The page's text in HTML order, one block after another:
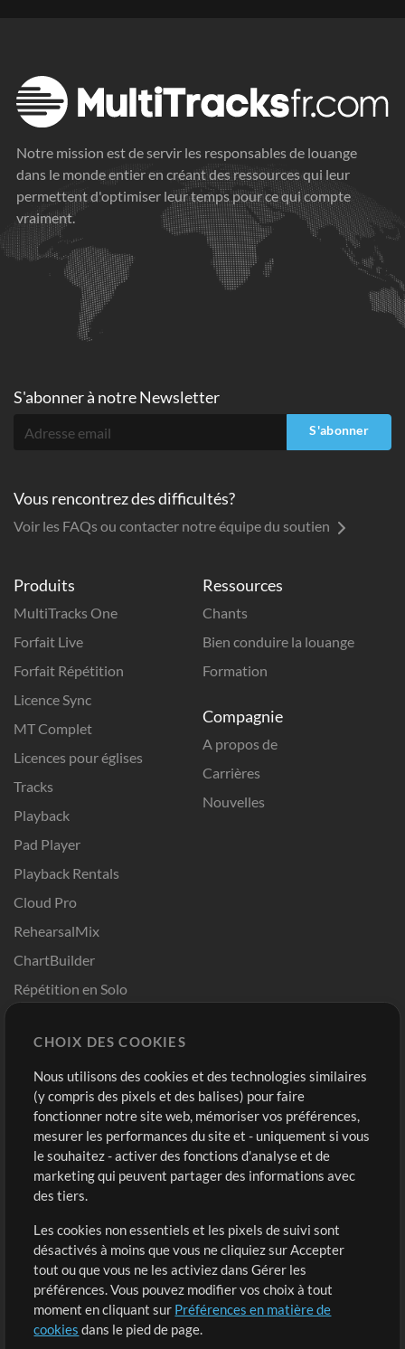
Notre mission est de servir les responsables de louange
dans le monde entier en créant des ressources qui leur
permettent d'optimiser leur temps pour ce qui compte
vraiment.
Produits
MultiTracks One
Forfait Live
Forfait Répétition
Licence Sync
MT Complet
Licences pour églises
Tracks
Playback
Pad Player
Playback Rentals
Cloud Pro
RehearsalMix
ChartBuilder
Répétition en Solo
Modèles ProPresenter
Sons
Ressources
Chants
Bien conduire la louange
Formation
Compagnie
A propos de
Carrières
Nouvelles
Boutique
Acheter des crédits
Contenu gratuit
Demander les pistes
Extras
Sessions
Soumettre votre contenu
Listes de lecture
Compte
Connexion
S'inscrire
S'abonner à notre Newsletter
S'abonner
Vous rencontrez des difficultés?
Voir les FAQs ou contacter notre équipe du soutien
CHOIX DES COOKIES
Nous utilisons des cookies et des technologies similaires
(y compris des pixels et des balises) pour faire
fonctionner notre site web, mémoriser vos préférences,
mesurer les performances du site et - uniquement si vous
le souhaitez - activer des fonctions d'analyse et de
marketing qui peuvent partager des informations avec
des tiers.
Les cookies non essentiels et les pixels de suivi sont
désactivés à moins que vous ne cliquiez sur Accepter
tout ou que vous ne les activiez dans Gérer les
préférences. Vous pouvez modifier vos choix à tout
moment en cliquant sur Préférences en matière de
cookies dans le pied de page.